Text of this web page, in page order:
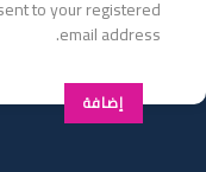
to your registered
email address.